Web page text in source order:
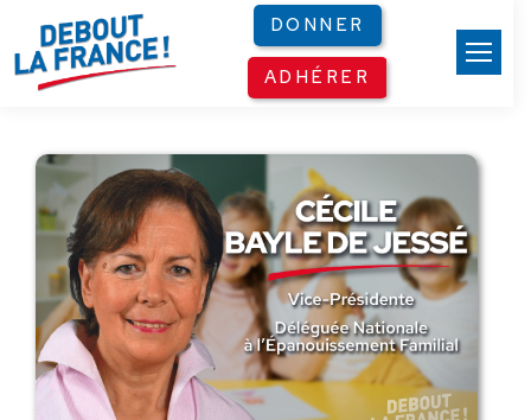
DONNER
ADHÉRER
Panneau de gestion des cookies